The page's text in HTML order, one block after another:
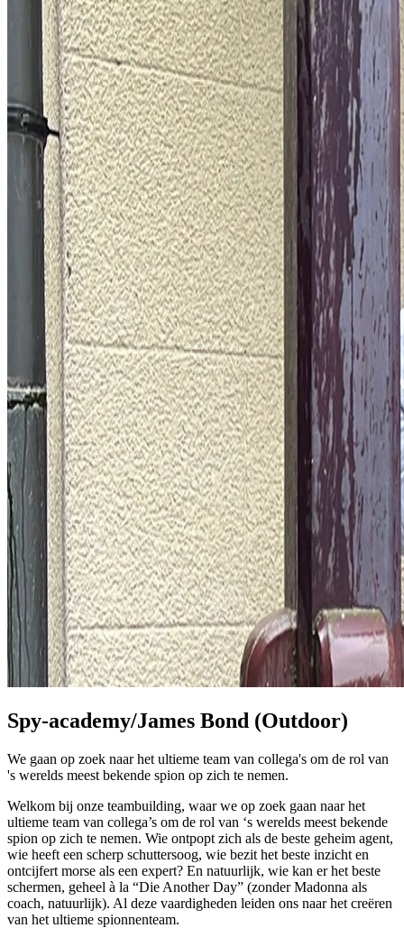
Spy-academy/James Bond (Outdoor)
We gaan op zoek naar het ultieme team van collega's om de rol van
's werelds meest bekende spion op zich te nemen.
Welkom bij onze teambuilding, waar we op zoek gaan naar het
ultieme team van collega’s om de rol van ‘s werelds meest bekende
spion op zich te nemen. Wie ontpopt zich als de beste geheim agent,
wie heeft een scherp schuttersoog, wie bezit het beste inzicht en
ontcijfert morse als een expert? En natuurlijk, wie kan er het beste
schermen, geheel à la “Die Another Day” (zonder Madonna als
coach, natuurlijk). Al deze vaardigheden leiden ons naar het creëren
van het ultieme spionnenteam.